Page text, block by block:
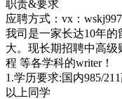
职责&要求
应聘方式：vx：
我司是一家长达10年
大。现长期招聘中高级
程 等各学科的writer！
1.学历要求:国内985/
以上同学